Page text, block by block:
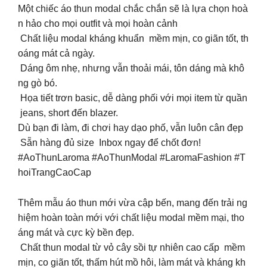
Một chiếc áo thun modal chắc chắn sẽ là lựa chọn hoà
n hảo cho mọi outfit và mọi hoàn cảnh
Chất liệu modal kháng khuẩn mềm mịn, co giãn tốt, th
oáng mát cả ngày.
Dáng ôm nhẹ, nhưng vẫn thoải mái, tôn dáng mà khô
ng gò bó.
Họa tiết trơn basic, dễ dàng phối với mọi item từ quần
jeans, short đến blazer.
Dù bạn đi làm, đi chơi hay dạo phố, vẫn luôn cân đẹp
Sẵn hàng đủ size Inbox ngay để chốt đơn!
#AoThunLaroma #AoThunModal #LaromaFashion #T
hoiTrangCaoCap
Thêm mẫu áo thun mới vừa cập bến, mang đến trải ng
hiệm hoàn toàn mới với chất liệu modal mềm mại, tho
áng mát và cực kỳ bền đẹp.
Chất thun modal từ vỏ cây sồi tự nhiên cao cấp mềm
mịn, co giãn tốt, thấm hút mồ hôi, làm mát và kháng kh